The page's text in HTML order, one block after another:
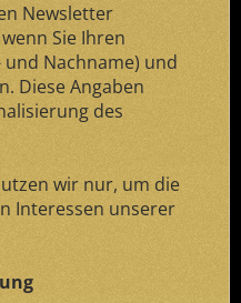
Newsletter
Sie Ihren
Nachname) und
Diese Angaben
des
wir nur, um die
Interessen unserer